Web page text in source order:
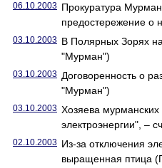
06.10.2003 Прокуратура
предостережение о
03.10.2003 В Полярных Зорях
"Мурман")
03.10.2003 Договоренность о
"Мурман")
03.10.2003 Хозяева мурманских
электроэнергии", –
02.10.2003 Из-за отключения
выращенная птица